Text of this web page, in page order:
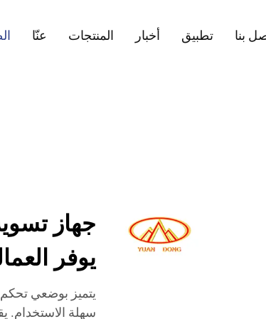
عنّا المنتجات أخبار تطبيق بنا
جهاز
يوفر
يتميز بوضعي تحكم
سهلة الاستخدام.